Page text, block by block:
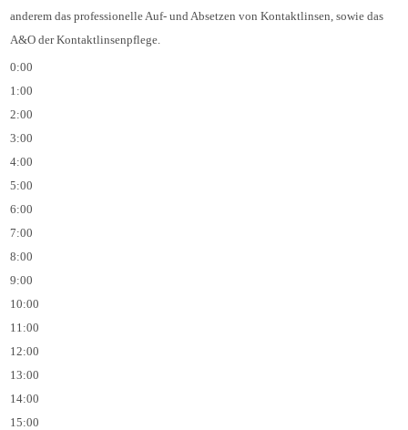
anderem das professionelle Auf- und Absetzen von Kontaktlinsen, sowie das
A&O der Kontaktlinsenpflege.
0:00
1:00
2:00
3:00
4:00
5:00
6:00
7:00
8:00
9:00
10:00
11:00
12:00
13:00
14:00
15:00